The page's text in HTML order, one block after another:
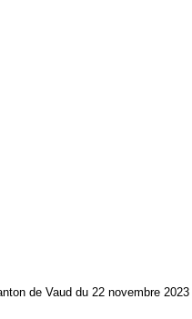
de Vaud du 22 novembre 2023